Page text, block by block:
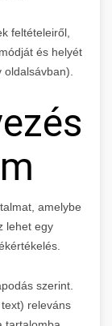
feltételeiről,
és helyét
amelybe
lehet egy
szerint.
releváns